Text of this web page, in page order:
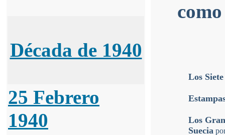
Década de 1940
25 Febrero
1940
Los
Los
Suecia